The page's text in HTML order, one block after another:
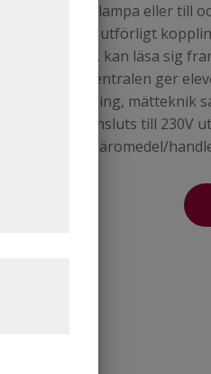
tänd/släckt lampa eller till
till sin hjälp utförligt
systematisk kan läsa sig
uppstått. Centralen ger
schemaläsning, mätteknik
Centraler ansluts till 230V
är 24V AC. Läromedel/